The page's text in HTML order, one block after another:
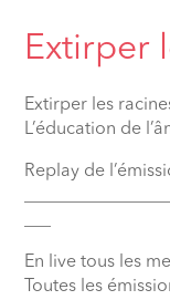
Extirper
Extirper les
L’éducation de
Replay de
En live tous les
Toutes les